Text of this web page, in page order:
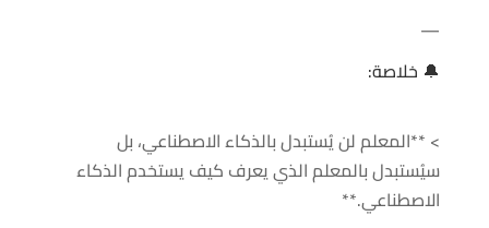
—
🔔 خلاصة:
> **المعلم لن يُستبدل بالذكاء الاصطناعي، بل
سيُستبدل بالمعلم الذي يعرف كيف يستخدم الذكاء
الاصطناعي.**